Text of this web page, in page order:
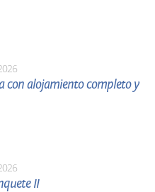
con alojamiento completo y
II